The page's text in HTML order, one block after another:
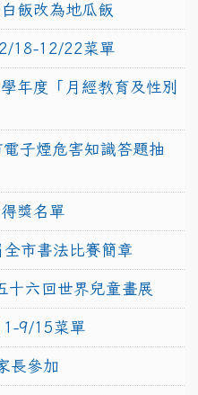
飯改為地瓜飯
18-12/22菜單
年度「月經教育及性別
子煙危害知識答題抽
獎名單
市書法比賽簡章
十六回世界兒童畫展
9/15菜單
長參加